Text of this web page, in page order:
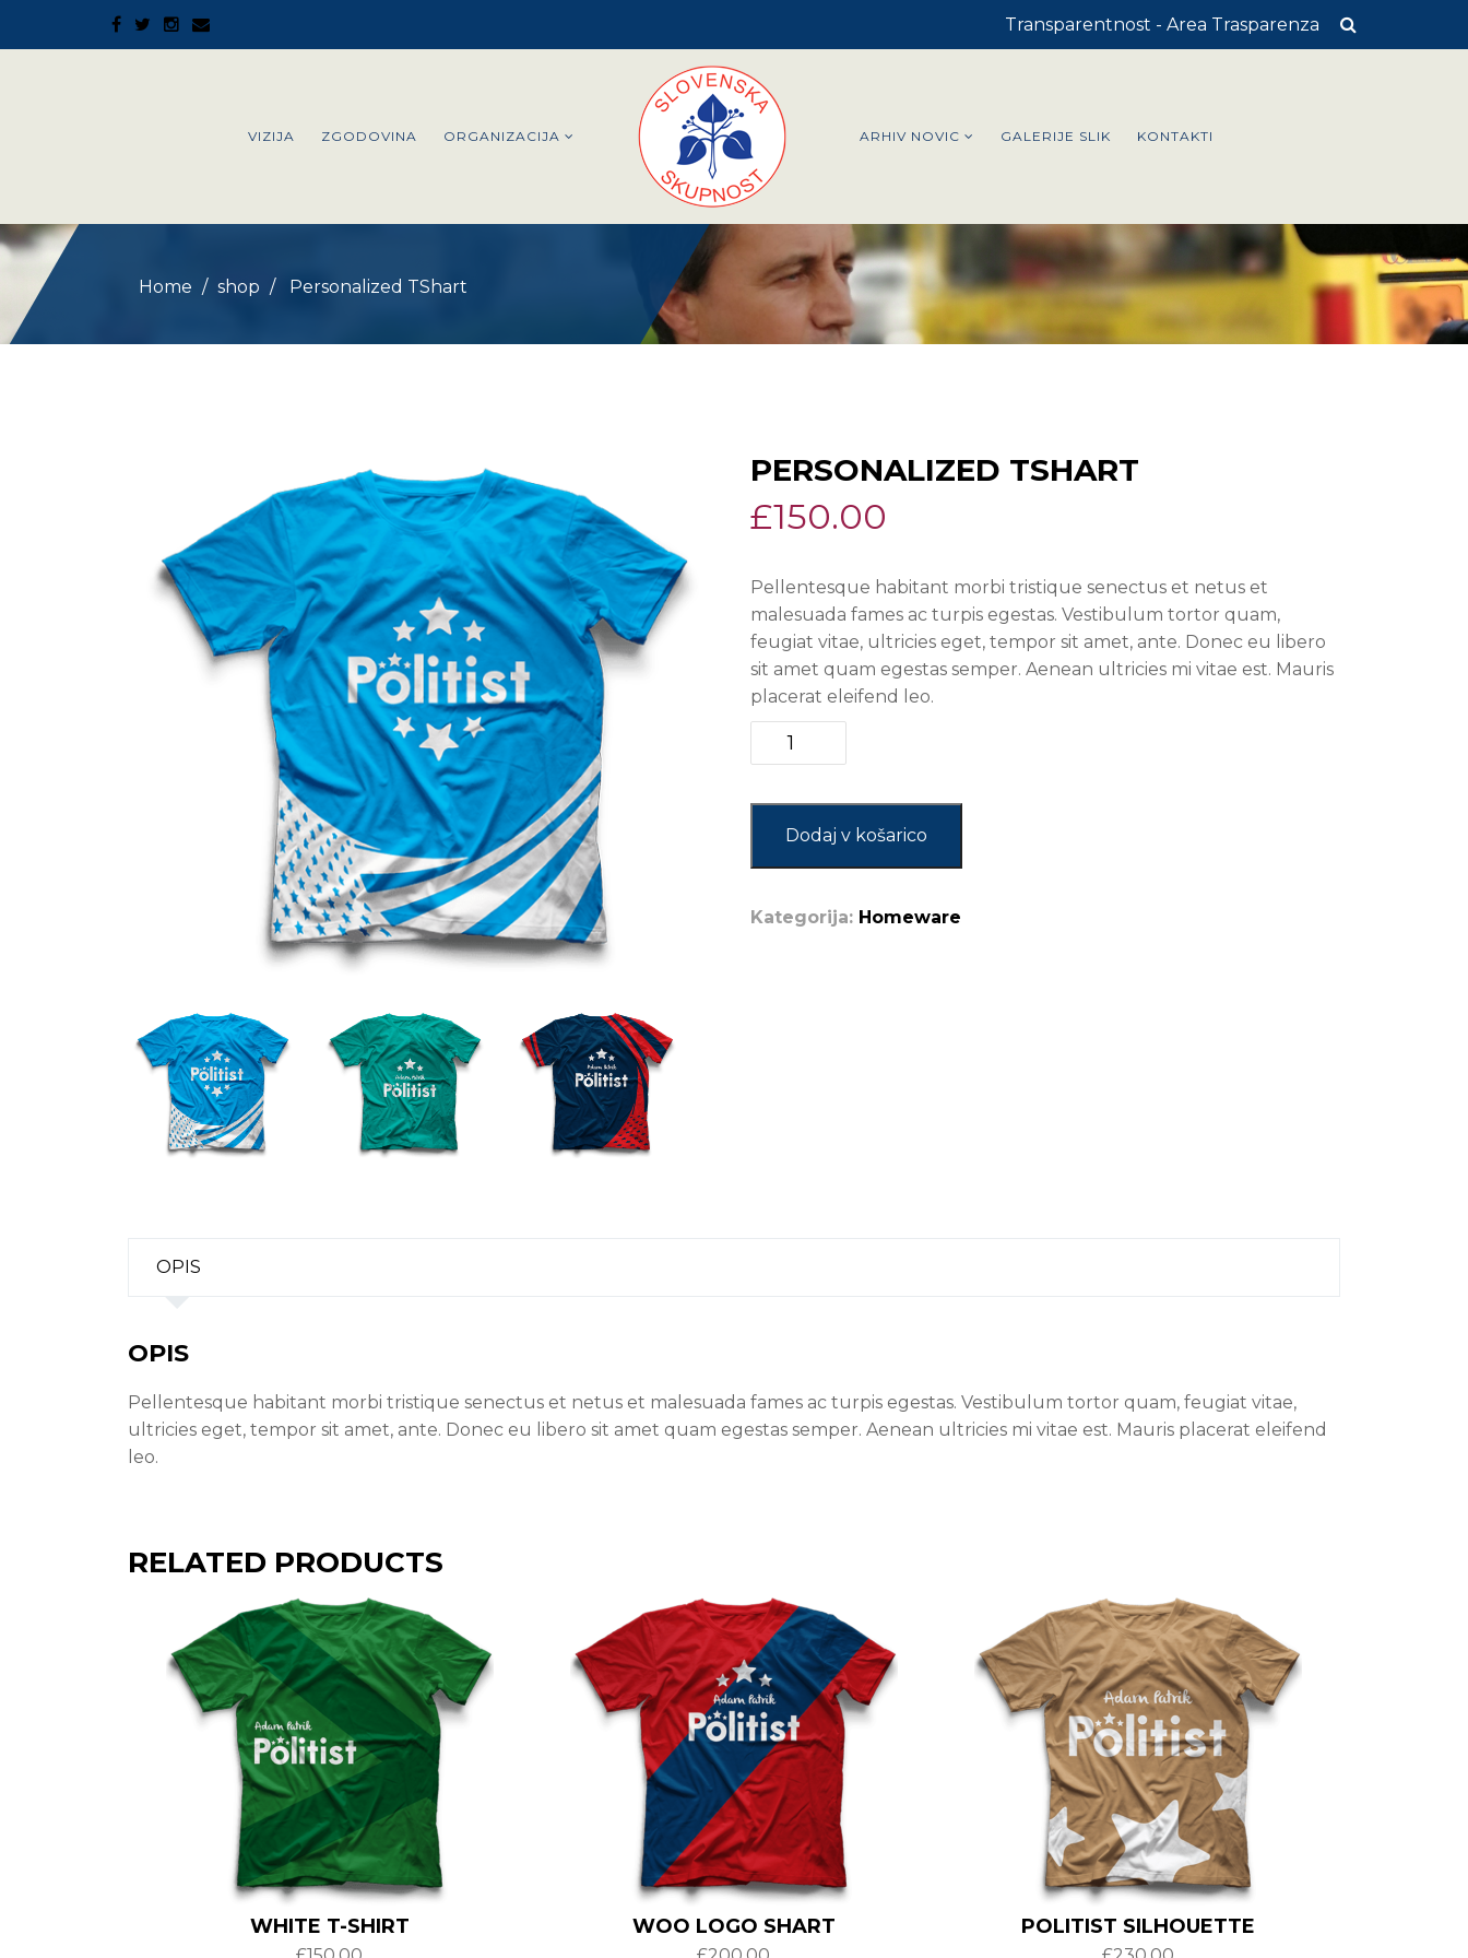
Transparentnost - Area Trasparenza
VIZIJA ZGODOVINA ORGANIZACIJA ARHIV NOVIC GALERIJE SLIK KONTAKTI
Home shop Personalized TShart
PERSONALIZED TSHART
£150.00
Pellentesque habitant morbi tristique senectus et netus et
malesuada fames ac turpis egestas. Vestibulum tortor quam,
feugiat vitae, ultricies eget, tempor sit amet, ante. Donec eu libero
sit amet quam egestas semper. Aenean ultricies mi vitae est. Mauris
placerat eleifend leo.
Dodaj v košarico
Kategorija: Homeware
OPIS
OPIS
Pellentesque habitant morbi tristique senectus et netus et malesuada fames ac turpis egestas. Vestibulum tortor quam, feugiat vitae,
ultricies eget, tempor sit amet, ante. Donec eu libero sit amet quam egestas semper. Aenean ultricies mi vitae est. Mauris placerat eleifend
leo.
RELATED PRODUCTS
WHITE T-SHIRT WOO LOGO SHART POLITIST SILHOUETTE